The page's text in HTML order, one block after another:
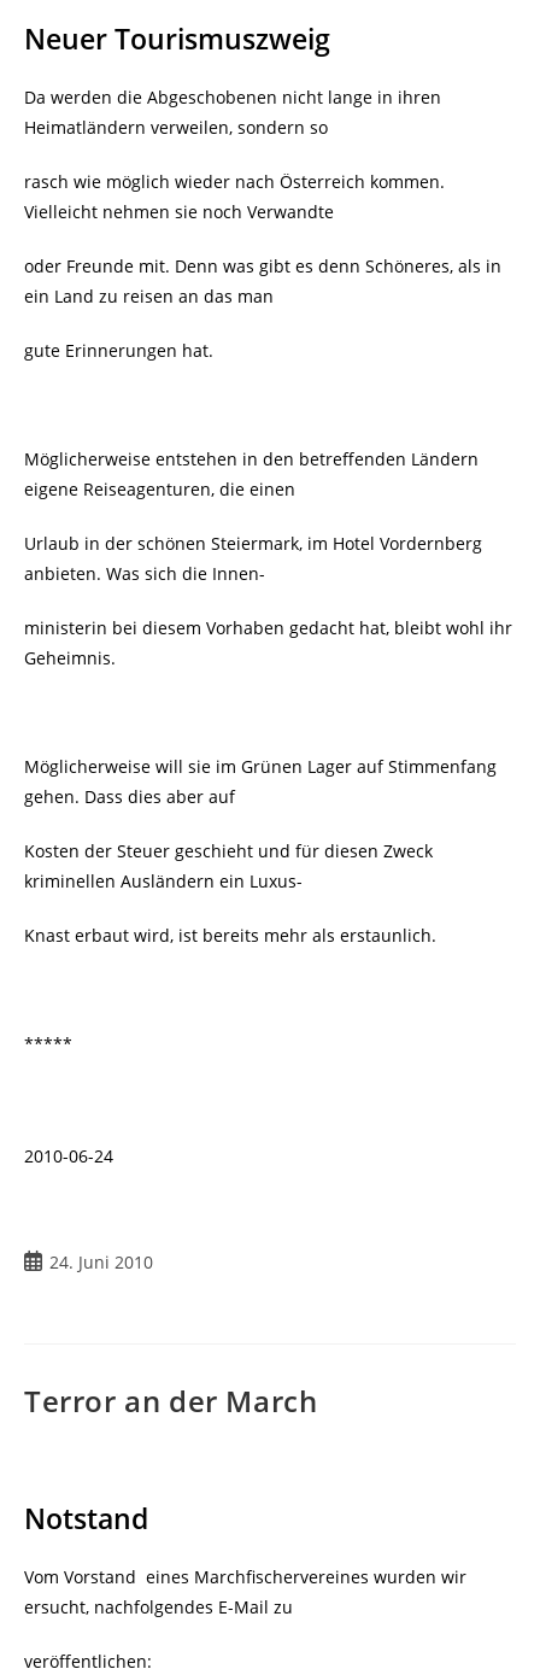
Neuer Tourismuszweig
Da werden die Abgeschobenen nicht lange in ihren
Heimatländern verweilen, sondern so
rasch wie möglich wieder nach Österreich kommen.
Vielleicht nehmen sie noch Verwandte
oder Freunde mit. Denn was gibt es denn Schöneres, als in
ein Land zu reisen an das man
gute Erinnerungen hat.
Möglicherweise entstehen in den betreffenden Ländern
eigene Reiseagenturen, die einen
Urlaub in der schönen Steiermark, im Hotel Vordernberg
anbieten. Was sich die Innen-
ministerin bei diesem Vorhaben gedacht hat, bleibt wohl ihr
Geheimnis.
Möglicherweise will sie im Grünen Lager auf Stimmenfang
gehen. Dass dies aber auf
Kosten der Steuer geschieht und für diesen Zweck
kriminellen Ausländern ein Luxus-
Knast erbaut wird, ist bereits mehr als erstaunlich.
*****
2010-06-24
Beitrag
24. Juni 2010
Terror an der March
Notstand
Vom Vorstand eines Marchfischervereines wurden wir
ersucht, nachfolgendes E-Mail zu
veröffentlichen: